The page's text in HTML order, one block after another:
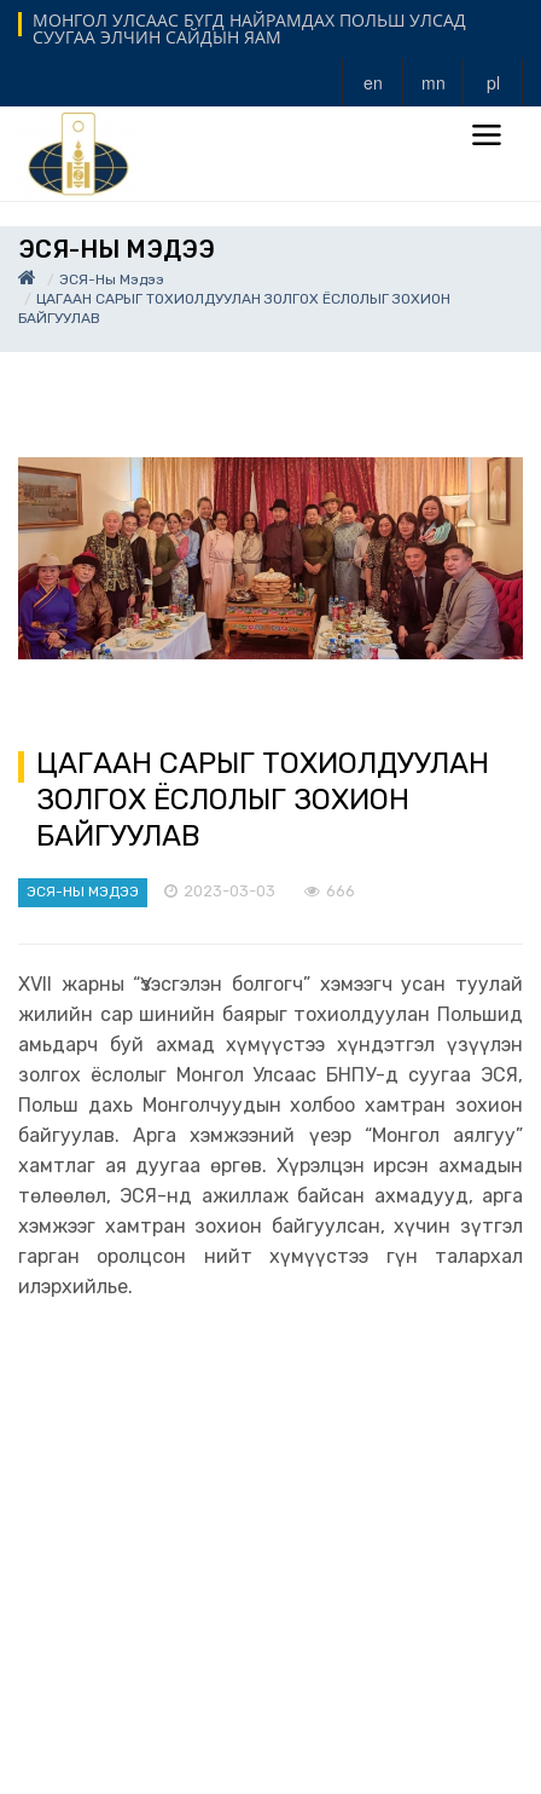
МОНГОЛ УЛСААС БҮГД НАЙРАМДАХ ПОЛЬШ УЛСАД
СУУГАА ЭЛЧИН САЙДЫН ЯАМ
en mn pl
ЭСЯ-НЫ МЭДЭЭ
ЭСЯ-Ны Мэдээ
ЦАГААН САРЫГ ТОХИОЛДУУЛАН ЗОЛГОХ ЁСЛОЛЫГ ЗОХИОН
БАЙГУУЛАВ
ЦАГААН САРЫГ ТОХИОЛДУУЛАН
ЗОЛГОХ ЁСЛОЛЫГ ЗОХИОН
БАЙГУУЛАВ
ЭСЯ-НЫ МЭДЭЭ 2023-03-03 666
XVII жарны “Үзэсгэлэн болгогч” хэмээгч усан туулай
жилийн сар шинийн баярыг тохиолдуулан Польшид
амьдарч буй ахмад хүмүүстээ хүндэтгэл үзүүлэн
золгох ёслолыг Монгол Улсаас БНПУ-д суугаа ЭСЯ,
Польш дахь Монголчуудын холбоо хамтран зохион
байгуулав. Арга хэмжээний үеэр “Монгол аялгуу”
хамтлаг ая дуугаа өргөв. Хүрэлцэн ирсэн ахмадын
төлөөлөл, ЭСЯ-нд ажиллаж байсан ахмадууд, арга
хэмжээг хамтран зохион байгуулсан, хүчин зүтгэл
гарган оролцсон нийт хүмүүстээ гүн талархал
илэрхийлье.